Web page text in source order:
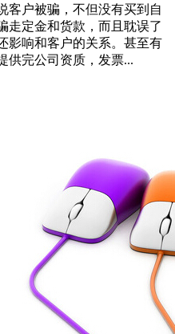
客户被骗，不但没有买到自
走定金和货款，而且耽误了
影响和客户的关系。甚至有
供完公司资质，发票...